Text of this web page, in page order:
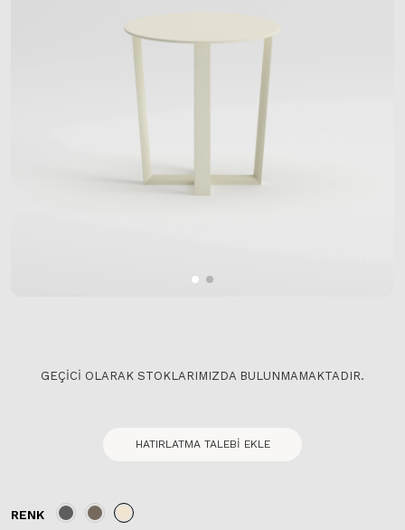
RENK
GEÇICI OLARAK STOKLARIMIZDA BULUNMAMAKTADIR.
HATIRLATMA TALEBI EKLE